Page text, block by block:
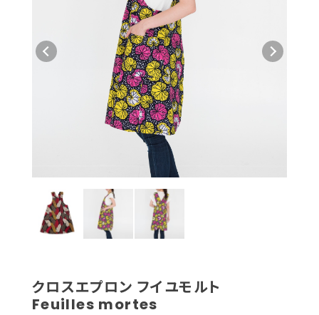
クロスエプロン フイユモルト
Feuilles mortes